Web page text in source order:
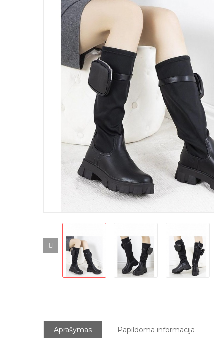
Aprašymas Papildoma informacija